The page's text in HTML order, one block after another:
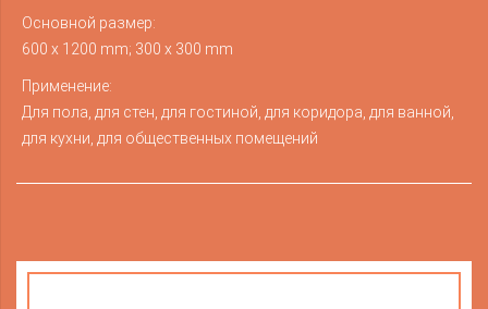
Основной размер:
600 x 1200 mm; 300 x 300 mm
Применение:
Для пола, для стен, для гостиной, для коридора, для ванной,
для кухни, для общественных помещений